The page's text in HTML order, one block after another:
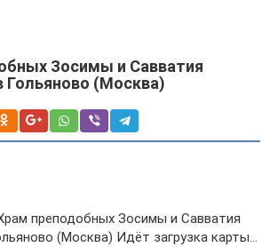
Зосимы и Савватия
Гольяново (Москва)
преподобных Зосимы и Савватия
(Москва) Идёт загрузка карты…